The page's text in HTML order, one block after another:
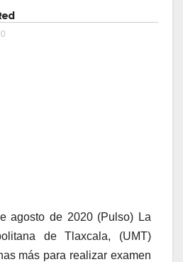
agosto de 2020 (Pulso) La
de Tlaxcala, (UMT)
más para realizar examen